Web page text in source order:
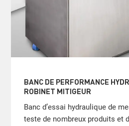
BANC DE PERFORMANCE
ROBINET MITIGEUR
Banc d’essai hydraulique de
teste de nombreux produits et